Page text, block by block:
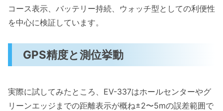
コース表示、バッテリー持続、ウォッチ型としての利便性
を中心に検証しています。
GPS精度と測位挙動
実際に試してみたところ、EV-337はホールセンターやグ
リーンエッジまでの距離表示が概ね±2〜5mの誤差範囲で